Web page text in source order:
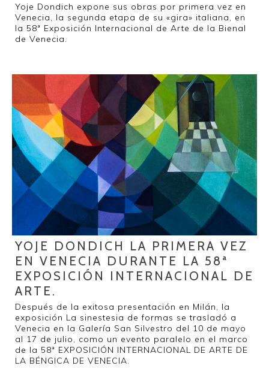
Yoje Dondich expone sus obras por primera vez en
Venecia, la segunda etapa de su «gira» italiana, en
la 58ª Exposición Internacional de Arte de la Bienal
de Venecia.
YOJE DONDICH LA PRIMERA VEZ
EN VENECIA DURANTE LA 58ª
EXPOSICIÓN INTERNACIONAL DE
ARTE.
Después de la exitosa presentación en Milán, la
exposición La sinestesia de formas se trasladó a
Venecia en la Galería San Silvestro del 10 de mayo
al 17 de julio, como un evento paralelo en el marco
de la 58ª EXPOSICIÓN INTERNACIONAL DE ARTE DE
LA BÉNGICA DE VENECIA.